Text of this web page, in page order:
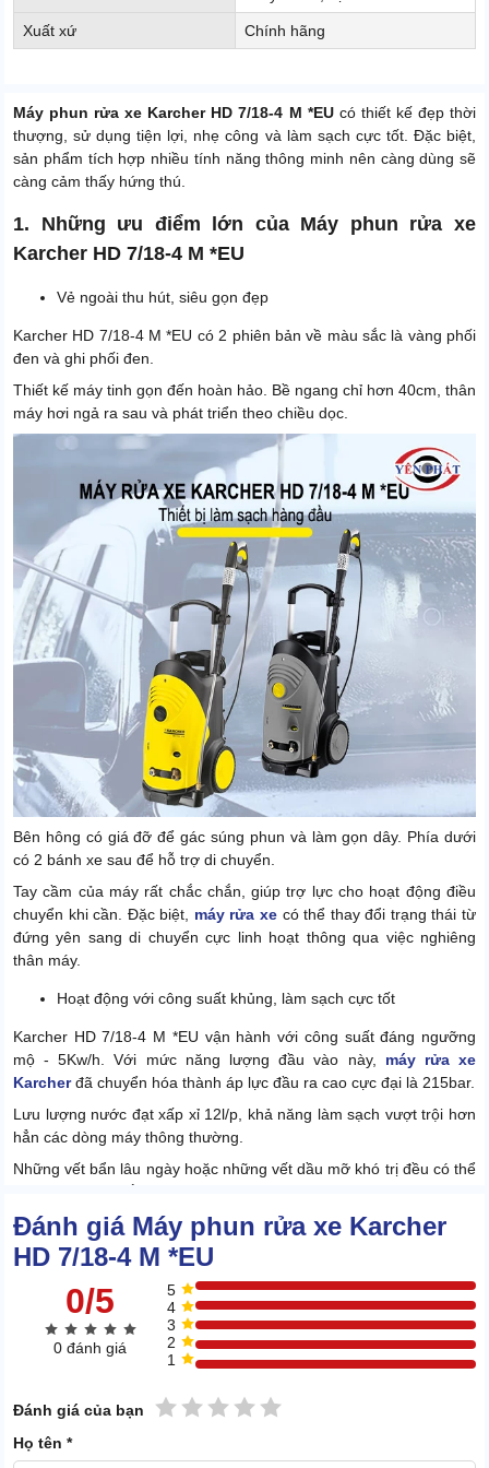
Xuất xứ Chính hãng
Máy phun rửa xe Karcher HD 7/18-4 M *EU có thiết kế đẹp thời
thượng, sử dụng tiện lợi, nhẹ công và làm sạch cực tốt. Đặc biệt,
sản phẩm tích hợp nhiều tính năng thông minh nên càng dùng sẽ
càng cảm thấy hứng thú.
1. Những ưu điểm lớn của Máy phun rửa xe
Karcher HD 7/18-4 M *EU
Vẻ ngoài thu hút, siêu gọn đẹp
Karcher HD 7/18-4 M *EU có 2 phiên bản về màu sắc là vàng phối
đen và ghi phối đen.
Thiết kế máy tinh gọn đến hoàn hảo. Bề ngang chỉ hơn 40cm, thân
máy hơi ngả ra sau và phát triển theo chiều dọc.
Bên hông có giá đỡ để gác súng phun và làm gọn dây. Phía dưới
có 2 bánh xe sau để hỗ trợ di chuyển.
Tay cầm của máy rất chắc chắn, giúp trợ lực cho hoạt động điều
chuyển khi cần. Đặc biệt, máy rửa xe có thể thay đổi trạng thái từ
đứng yên sang di chuyển cực linh hoạt thông qua việc nghiêng
thân máy.
Hoạt động với công suất khủng, làm sạch cực tốt
Karcher HD 7/18-4 M *EU vận hành với công suất đáng ngưỡng
mộ - 5Kw/h. Với mức năng lượng đầu vào này, máy rửa xe
Karcherđã chuyển hóa thành áp lực đầu ra cao cực đại là 215bar.
Lưu lượng nước đạt xấp xỉ 12l/p, khả năng làm sạch vượt trội hơn
hẳn các dòng máy thông thường.
Những vết bẩn lâu ngày hoặc những vết dầu mỡ khó trị đều có thể
Đánh giá Máy phun rửa xe Karcher
HD 7/18-4 M *EU
0/5
0 đánh giá
5
4
3
2
1
Đánh giá của bạn 5 sao
4 sao
3 sao
2 sao
1 sao
Họ tên *